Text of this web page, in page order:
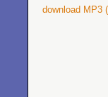
download MP3